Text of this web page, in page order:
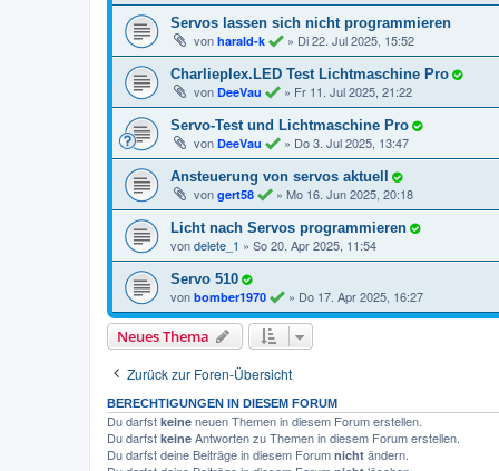
Servos lassen sich nicht programmieren
von harald-k » Di 22. Jul 2025, 15:52
Charlieplex.LED Test Lichtmaschine Pro
von DeeVau » Fr 11. Jul 2025, 21:22
Servo-Test und Lichtmaschine Pro
von DeeVau » Do 3. Jul 2025, 13:47
Ansteuerung von servos aktuell
von gert58 » Mo 16. Jun 2025, 20:18
Licht nach Servos programmieren
vondelete_1 » So 20. Apr 2025, 11:54
Servo 510
von bomber1970 » Do 17. Apr 2025, 16:27
Neues Thema
Zurück zur Foren-Übersicht
BERECHTIGUNGEN IN DIESEM FORUM
Du darfst keine neuen Themen in diesem Forum erstellen.
Du darfst keine Antworten zu Themen in diesem Forum erstellen.
Du darfst deine Beiträge in diesem Forum nicht ändern.